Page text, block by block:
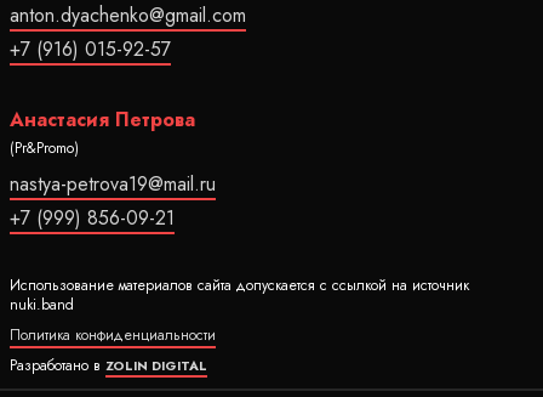
anton.dyachenko@gmail.com
+7 (916) 015-92-57
Анастасия Петрова
(Pr&Promo)
nastya-petrova19@mail.ru
+7 (999) 856-09-21
Использование материалов сайта допускается с ссылкой на источник
nuki.band
Политика конфиденциальности
Разработано в ZOLIN DIGITAL